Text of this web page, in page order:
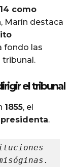
14 como
, Marín destaca
fondo las
tribunal.
el tribunal
1855, el
.